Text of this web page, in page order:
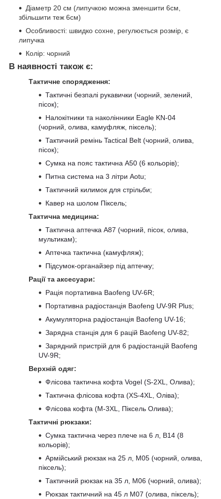
Діаметр 20 см (липучкою можна зменшити 6см,
збільшити теж 6см)
Особливості: швидко сохне, регулюється розмір, є
липучка
Колір: чорний
В наявності також є:
Тактичне спорядження:
Тактичні безпалі рукавички (чорний, зелений,
пісок);
Налокітники та наколінники Eagle KN-04
(чорний, олива, камуфляж, піксель);
Тактичний ремінь Tactical Belt (чорний, олива,
пісок);
Сумка на пояс тактична A50 (6 кольорів);
Питна система на 3 літри Aotu;
Тактичний килимок для стрільби;
Кавер на шолом Піксель;
Тактична медицина:
Тактична аптечка A87 (чорний, пісок, олива,
мультикам);
Аптечка тактична (камуфляж);
Підсумок-органайзер під аптечку;
Рації та аксесуари:
Рація портативна Baofeng UV-6R;
Портативна радіостанція Baofeng UV-9R Plus;
Акумуляторна радіостанція Baofeng UV-16;
Зарядна станція для 6 рацій Baofeng UV-82;
Зарядний пристрій для 6 радіостанцій Baofeng
UV-9R;
Верхній одяг:
Флісова тактична кофта Vogel (S-2XL, Олива);
Тактична флісова кофта (XS-4XL, Оліва);
Флісова кофта (M-3XL, Піксель Олива);
Тактичні рюкзаки:
Сумка тактична через плече на 6 л, B14 (8
кольорів);
Армійський рюкзак на 25 л, M05 (чорний, олива,
піксель);
Тактичний рюкзак на 35 л, M06 (чорний, олива);
Рюкзак тактичний на 45 л M07 (олива, піксель);